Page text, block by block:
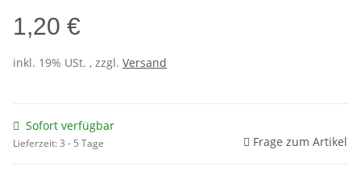
1,20 €
inkl. 19% USt. , zzgl. Versand
Sofort verfügbar
Lieferzeit:3 - 5 Tage Frage zum Artikel